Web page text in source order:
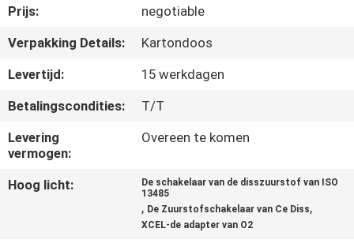
CONTACTEER
ONS
OM
EEN
Prijs:
negotiable
Verpakking Details:
Kartondoos
Levertijd:
15 werkdagen
Betalingscondities:
T/T
Levering
vermogen:
Overeen te komen
Hoog licht:
De schakelaar van de disszuurstof van ISO
13485
, De Zuurstofschakelaar van Ce Diss,
XCEL-de adapter van O2